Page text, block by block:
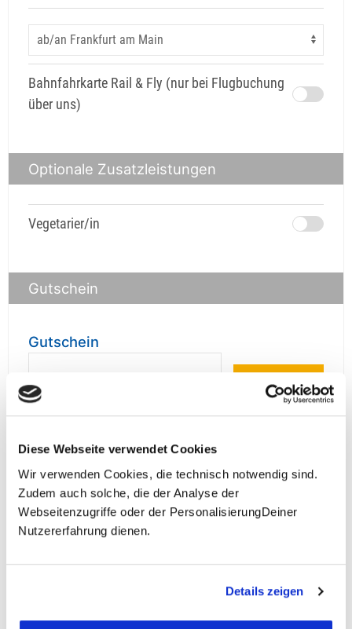
Diese Webseite verwendet Cookies
Wir verwenden Cookies, die technisch notwendig sind.
Zudem auch solche, die der Analyse der
Webseitenzugriffe oder der PersonalisierungDeiner
Nutzererfahrung dienen.
Details zeigen
Bahnfahrkarte Rail & Fly (nur bei Flugbuchung
über uns)
Optionale Zusatzleistungen
Vegetarier/in
Gutschein
Gutschein
**Halbes Doppelzimmer: Zwei gleichgeschlechtliche
Personen teilen sich die Unterkunft. Wir berechnen (je
nach Reise) bei Buchung entweder den halben, einen
reduzierten oder den gesamten Einzelzimmerzuschlag.
Zuschlag zurück.
Unsere Reisen und Seminare sind nicht barrierefrei.